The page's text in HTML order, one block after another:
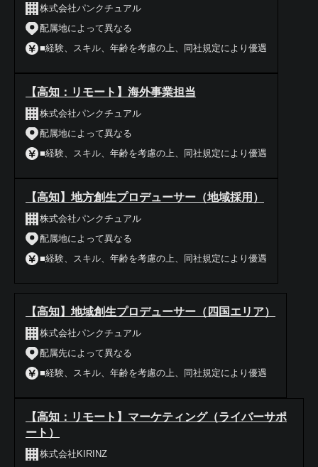
株式会社パンクチュアル
配属地によって異なる
■経験、スキル、年齢を考慮の上、同社規定により優遇
【高知：リモート】海外事業担当
株式会社パンクチュアル
配属地によって異なる
■経験、スキル、年齢を考慮の上、同社規定により優遇
【高知】地方創生プロデューサー（地域採用）
株式会社パンクチュアル
配属地によって異なる
■経験、スキル、年齢を考慮の上、同社規定により優遇
【高知】地域創生プロデューサー（四国エリア）
株式会社パンクチュアル
配属先によって異なる
■経験、スキル、年齢を考慮の上、同社規定により優遇
【高知：リモート】マーケティング（ライバーサポ
ート）
株式会社KIRINZ